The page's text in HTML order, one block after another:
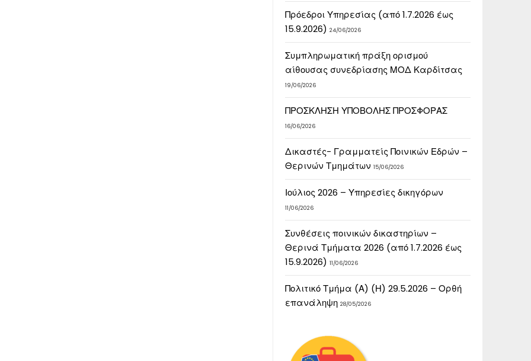
Πρόεδροι Υπηρεσίας (από 1.7.2026 έως
15.9.2026) 24/06/2026
Συμπληρωματική πράξη ορισμού
αίθουσας συνεδρίασης ΜΟΔ Καρδίτσας
19/06/2026
ΠΡΟΣΚΛΗΣΗ ΥΠΟΒΟΛΗΣ ΠΡΟΣΦΟΡΑΣ
16/06/2026
Δικαστές- Γραμματείς Ποινικών Εδρών –
Θερινών Τμημάτων 15/06/2026
Ιούλιος 2026 – Υπηρεσίες δικηγόρων
11/06/2026
Συνθέσεις ποινικών δικαστηρίων –
Θερινά Τμήματα 2026 (από 1.7.2026 έως
15.9.2026) 11/06/2026
Πολιτικό Τμήμα (Α) (Η) 29.5.2026 – Ορθή
επανάληψη 28/05/2026